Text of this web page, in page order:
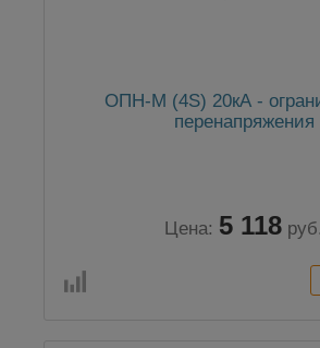
ОПН-М (4S) 20кА -
перенапряжения
Цена: 5 118 руб.